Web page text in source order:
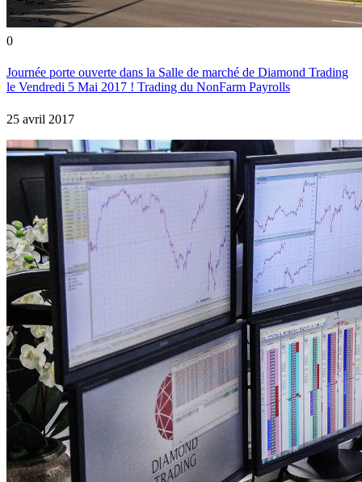
0
Journée porte ouverte dans la Salle de marché de Diamond Trading
le Vendredi 5 Mai 2017 ! Trading du NonFarm Payrolls
25 avril 2017